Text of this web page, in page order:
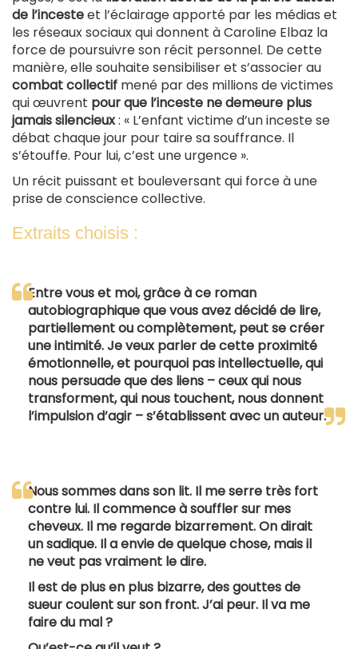
de l’incesteet l’éclairage apporté par les médias et
les réseaux sociaux qui donnent à Caroline Elbaz la
force de poursuivre son récit personnel. De cette
manière, elle souhaite sensibiliser et s’associer au
combat collectif mené par des millions de victimes
qui œuvrent pour que l’inceste ne demeure plus
jamais silencieux: « L’enfant victime d’un inceste se
débat chaque jour pour taire sa souffrance. Il
s’étouffe. Pour lui, c’est une urgence ».
Un récit puissant et bouleversant qui force à une
prise de conscience collective.
Extraits choisis :
Entre vous et moi, grâce à ce roman
autobiographique que vous avez décidé de lire,
partiellement ou complètement, peut se créer
une intimité. Je veux parler de cette proximité
émotionnelle, et pourquoi pas intellectuelle, qui
nous persuade que des liens – ceux qui nous
transforment, qui nous touchent, nous donnent
l’impulsion d’agir – s’établissent avec un auteur.
Nous sommes dans son lit. Il me serre très fort
contre lui. Il commence à souffler sur mes
cheveux. Il me regarde bizarrement. On dirait
un sadique. Il a envie de quelque chose, mais il
ne veut pas vraiment le dire.
Il est de plus en plus bizarre, des gouttes de
sueur coulent sur son front. J’ai peur. Il va me
faire du mal ?